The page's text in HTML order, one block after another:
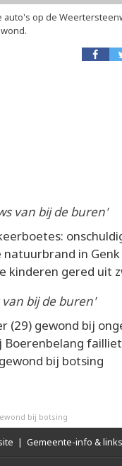
auto's op de
van bij de buren'
natuurbrand in Genk
kinderen gered uit
bij de buren'
(29) gewond bij
Boerenbelang failliet
bij botsing
bij botsing
| Gemeente-info & links